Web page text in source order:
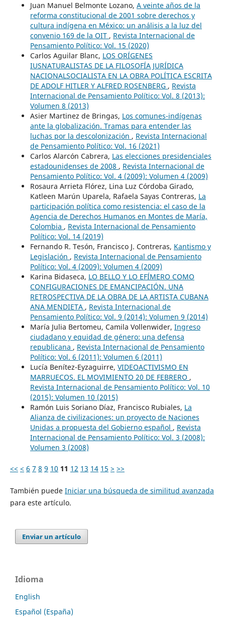
Juan Manuel Belmonte Lozano, A veinte años de la
reforma constitucional de 2001 sobre derechos y
cultura indígena en México: un análisis a la luz del
convenio 169 de la OIT , Revista Internacional de
Pensamiento Político: Vol. 15 (2020)
Carlos Aguilar Blanc, LOS ORÍGENES
IUSNATURALISTAS DE LA FILOSOFÍA JURÍDICA
NACIONALSOCIALISTA EN LA OBRA POLÍTICA ESCRITA
DE ADOLF HITLER Y ALFRED ROSENBERG , Revista
Internacional de Pensamiento Político: Vol. 8 (2013):
Volumen 8 (2013)
Asier Martinez de Bringas, Los comunes-indígenas
ante la globalización. Tramas para entender las
luchas por la descolonización , Revista Internacional
de Pensamiento Político: Vol. 16 (2021)
Carlos Alarcón Cabrera, Las elecciones presidenciales
estadounidenses de 2008 , Revista Internacional de
Pensamiento Político: Vol. 4 (2009): Volumen 4 (2009)
Rosaura Arrieta Flórez, Lina Luz Córdoba Girado,
Katleen Marún Uparela, Rafaela Sayas Contreras, La
participación política como resistencia: el caso de la
Agencia de Derechos Humanos en Montes de María,
Colombia , Revista Internacional de Pensamiento
Político: Vol. 14 (2019)
Fernando R. Tesón, Francisco J. Contreras, Kantismo y
Legislación , Revista Internacional de Pensamiento
Político: Vol. 4 (2009): Volumen 4 (2009)
Karina Bidaseca, LO BELLO Y LO EFÍMERO COMO
CONFIGURACIONES DE EMANCIPACIÓN. UNA
RETROSPECTIVA DE LA OBRA DE LA ARTISTA CUBANA
ANA MENDIETA , Revista Internacional de
Pensamiento Político: Vol. 9 (2014): Volumen 9 (2014)
María Julia Bertomeu, Camila Vollenwider, Ingreso
ciudadano y equidad de género: una defensa
republicana , Revista Internacional de Pensamiento
Político: Vol. 6 (2011): Volumen 6 (2011)
Lucía Benítez-Eyzaguirre, VIDEOACTIVISMO EN
MARRUECOS. EL MOVIMIENTO 20 DE FEBRERO ,
Revista Internacional de Pensamiento Político: Vol. 10
(2015): Volumen 10 (2015)
Ramón Luis Soriano Díaz, Francisco Rubiales, La
Alianza de civilizaciones: un proyecto de Naciones
Unidas a propuesta del Gobierno español , Revista
Internacional de Pensamiento Político: Vol. 3 (2008):
Volumen 3 (2008)
<< < 6 7 8 9 10 11 12 13 14 15 > >>
También puede Iniciar una búsqueda de similitud avanzada
para este artículo.
Enviar un artículo
Idioma
English
Español (España)